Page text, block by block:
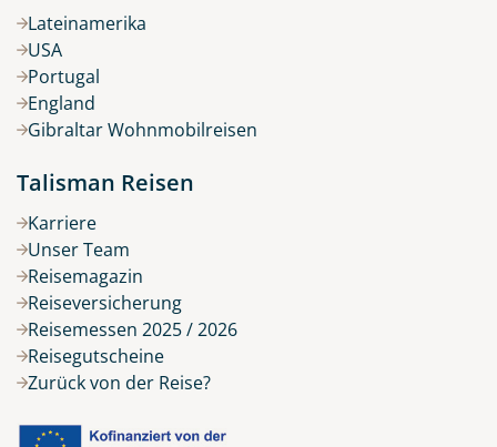
Lateinamerika
USA
Portugal
England
Gibraltar Wohnmobilreisen
Talisman Reisen
Karriere
Unser Team
Reisemagazin
Reiseversicherung
Reisemessen 2025 / 2026
Reisegutscheine
Zurück von der Reise?